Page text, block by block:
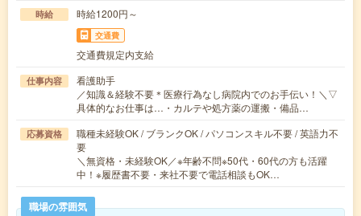
時給 時給1200円～
交通費
交通費規定内支給
仕事内容
看護助手
／知識＆経験不要＊医療行為なし病院内でのお手伝い！＼▽
具体的なお仕事は…・カルテや処方薬の運搬・備品…
応募資格
職種未経験OK / ブランクOK / パソコンスキル不要 / 英語力不
要
＼無資格・未経験OK／※年齢不問※50代・60代の方も活躍
中！※履歴書不要・来社不要で電話相談もOK…
職場の雰囲気